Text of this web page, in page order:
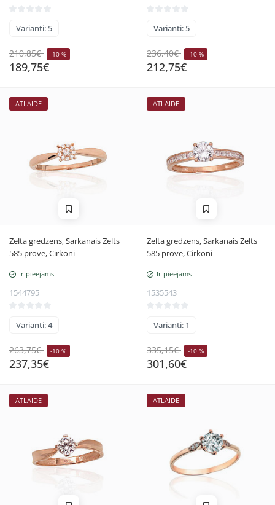
Varianti: 5
210,85€ -10 %
189,75€
Varianti: 5
236,40€ -10 %
212,75€
ATLAIDE
Zelta gredzens, Sarkanais Zelts
585 prove, Cirkoni
Ir pieejams
1544795
Varianti: 4
263,75€ -10 %
237,35€
ATLAIDE
Zelta gredzens, Sarkanais Zelts
585 prove, Cirkoni
Ir pieejams
1535543
Varianti: 1
335,15€ -10 %
301,60€
ATLAIDE ATLAIDE